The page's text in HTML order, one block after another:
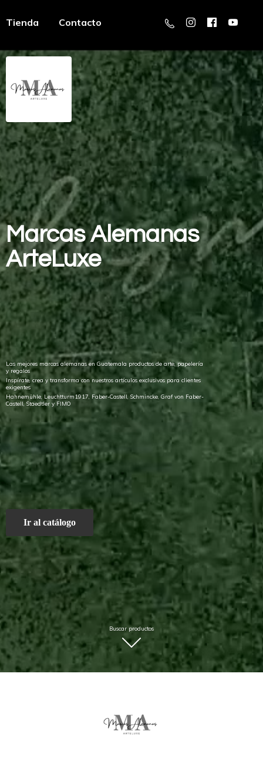
Tienda Contacto
MarcasAlemanas
ArteLuxe
Las mejores marcas alemanas en Guatemala productos de arte, papelería
y regalos
Inspírate, crea y transforma con nuestros artículos exclusivos para clientes
exigentes
Hahnemühle, Leuchtturm1917, Faber-Castell, Schmincke, Graf von Faber-
Castell, Staedtler y FIMO
Ir al catálogo
Buscar productos